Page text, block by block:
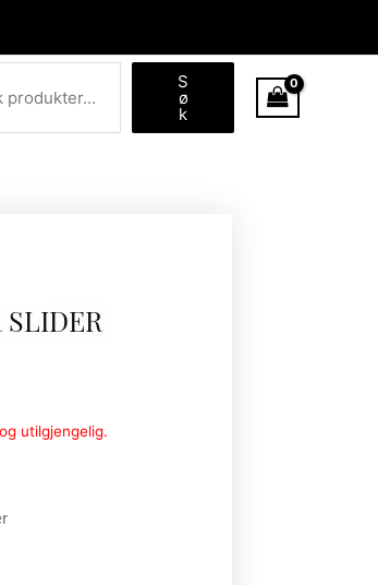
S
ø
k
utilgjengelig.